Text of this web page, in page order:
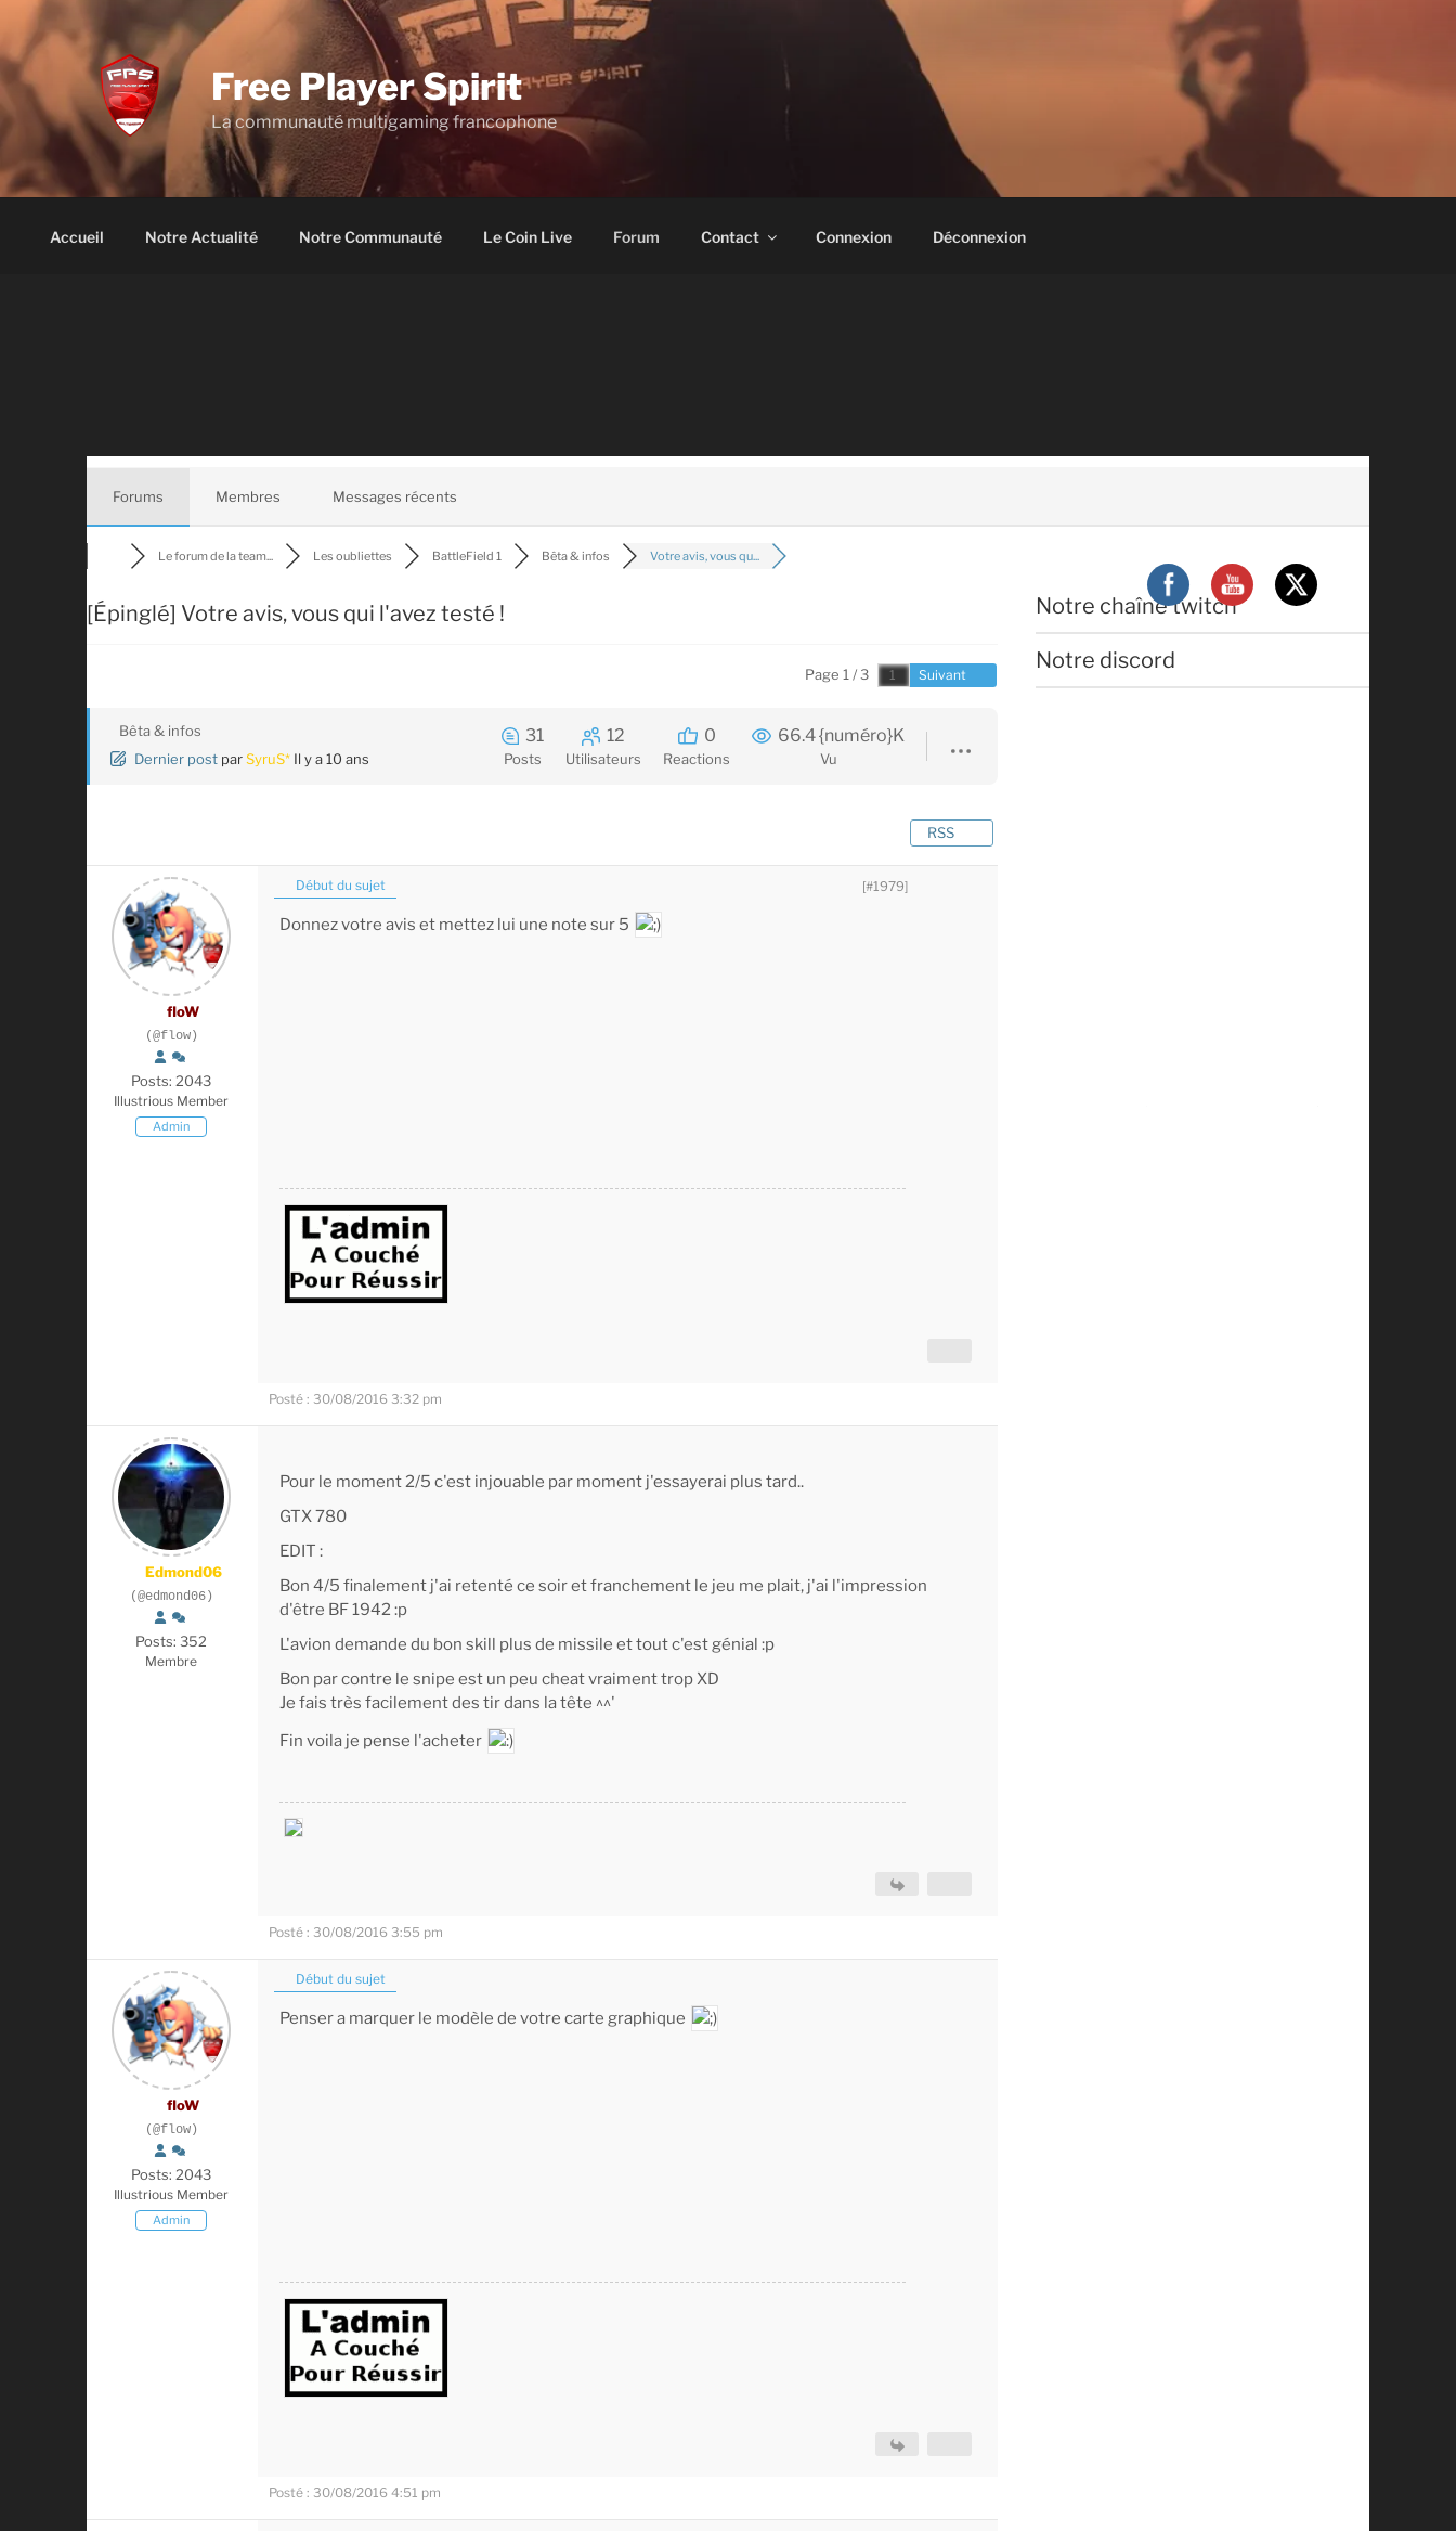
Aller
contenu
principal
Free Player Spirit
La communauté multigaming francophone
Accueil Notre Actualité Notre Communauté Le Coin Live Forum Contact Connexion Déconnexion
Forums Membres Messages récents
Le forum de la team... Les oubliettes BattleField 1 Bêta & infos Votre avis, vous qu...
[Épinglé] Votre avis, vous qui l'avez testé !
Page 1 / 3 Suivant
Bêta & infos
Dernier post parSyruS* Il y a 10 ans
31
Posts
12
Utilisateurs
0
Reactions
66.4 {numéro}K
Vu
RSS
floW
(@flow)
Posts: 2043
Illustrious Member
Admin
Début du sujet [#1979]
Donnez votre avis et mettez lui une note sur 5
Posté : 30/08/2016 3:32 pm
Edmond06
(@edmond06)
Posts: 352
Membre
Pour le moment 2/5 c'est injouable par moment j'essayerai plus tard..
GTX 780
EDIT :
Bon 4/5 finalement j'ai retenté ce soir et franchement le jeu me plait, j'ai l'impression
d'être BF 1942 :p
L'avion demande du bon skill plus de missile et tout c'est génial :p
Bon par contre le snipe est un peu cheat vraiment trop XD
Je fais très facilement des tir dans la tête ^^'
Fin voila je pense l'acheter
Posté : 30/08/2016 3:55 pm
floW
(@flow)
Posts: 2043
Illustrious Member
Admin
Début du sujet
Penser a marquer le modèle de votre carte graphique
Posté : 30/08/2016 4:51 pm
Notre chaîne twitch
Notre discord